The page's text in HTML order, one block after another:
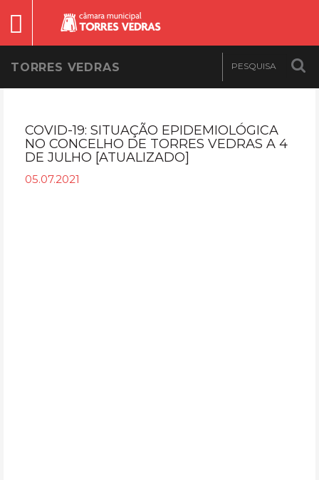
TORRES VEDRAS
COVID-19: SITUAÇÃO EPIDEMIOLÓGICA
NO CONCELHO DE TORRES VEDRAS A 4
DE JULHO [ATUALIZADO]
05.07.2021